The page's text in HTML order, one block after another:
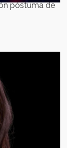
póstuma de